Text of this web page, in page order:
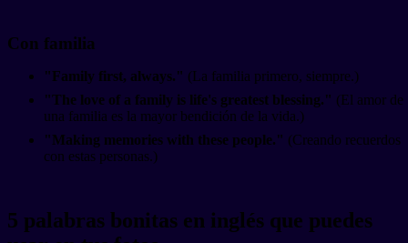
Con familia
"Family first, always." (La familia primero, siempre.)
"The love of a family is life's greatest blessing." (El amor de
una familia es la mayor bendición de la vida.)
"Making memories with these people." (Creando recuerdos
con estas personas.)
5 palabras bonitas en inglés que puedes